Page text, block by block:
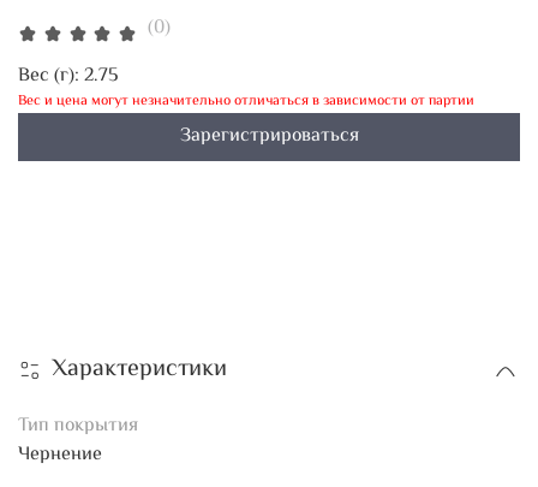
(0)
Вес (г): 2.75
Вес и цена могут незначительно отличаться в зависимости от партии
Зарегистрироваться
Характеристики
Тип покрытия
Чернение